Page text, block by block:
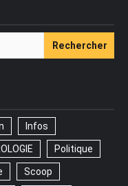
Infos
Politique
Scoop